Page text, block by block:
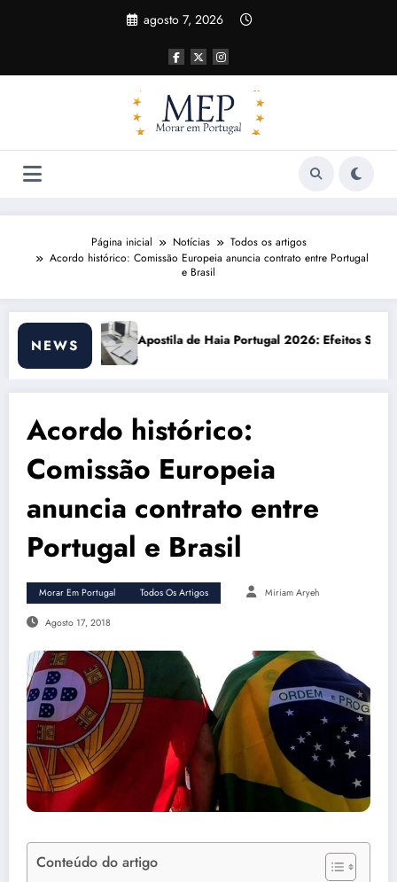
agosto 7, 2026
Página inicial Notícias
Todos os artigos
Acordo histórico: Comissão Europeia anuncia contrato entre Portugal
e Brasil
NEWS
Portugal 2026: Efeitos Surpreendentes e OportunidadesCusto de vida
Acordo histórico:
Comissão Europeia
anuncia contrato entre
Portugal e Brasil
Morar Em Portugal Todos Os Artigos Miriam Aryeh
Agosto 17, 2018
Conteúdo do artigo